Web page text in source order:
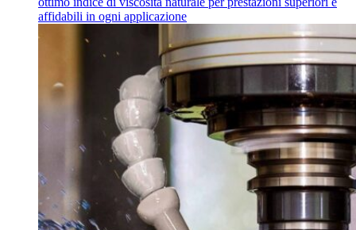
affidabili in ogni applicazione